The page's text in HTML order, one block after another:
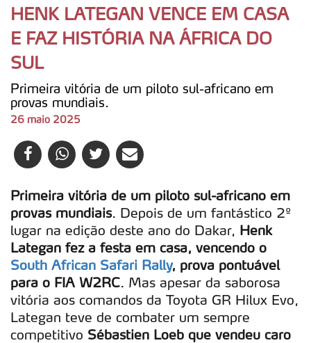
HENK LATEGAN VENCE EM CASA
E FAZ HISTÓRIA NA ÁFRICA DO
SUL
Primeira vitória de um piloto sul-africano em
provas mundiais.
26 maio 2025
Primeira vitória de um piloto sul-africano em
provas mundiais. Depois de um fantástico 2º
lugar na edição deste ano do Dakar, Henk
Lategan fez a festa em casa, vencendo o
South African Safari Rally, prova pontuável
para o FIA W2RC. Mas apesar da saborosa
vitória aos comandos da Toyota GR Hilux Evo,
Lategan teve de combater um sempre
competitivo Sébastien Loeb que vendeu caro